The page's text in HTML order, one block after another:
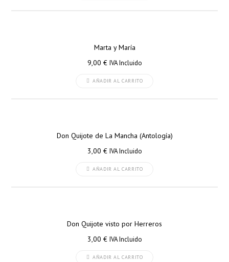
Marta y María
9,00 € IVA Incluido
AÑADIR AL CARRITO
Don Quijote de La Mancha (Antología)
3,00 € IVA Incluido
AÑADIR AL CARRITO
Don Quijote visto por Herreros
3,00 € IVA Incluido
AÑADIR AL CARRITO